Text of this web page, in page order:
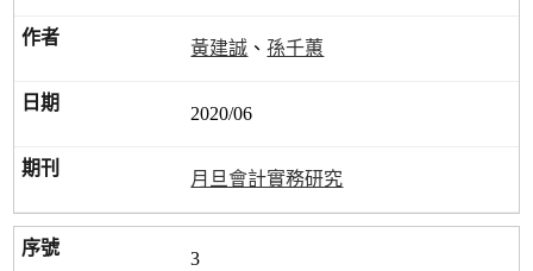
黃建誠 、孫千蕙
2020/06
月旦會計實務研究
3